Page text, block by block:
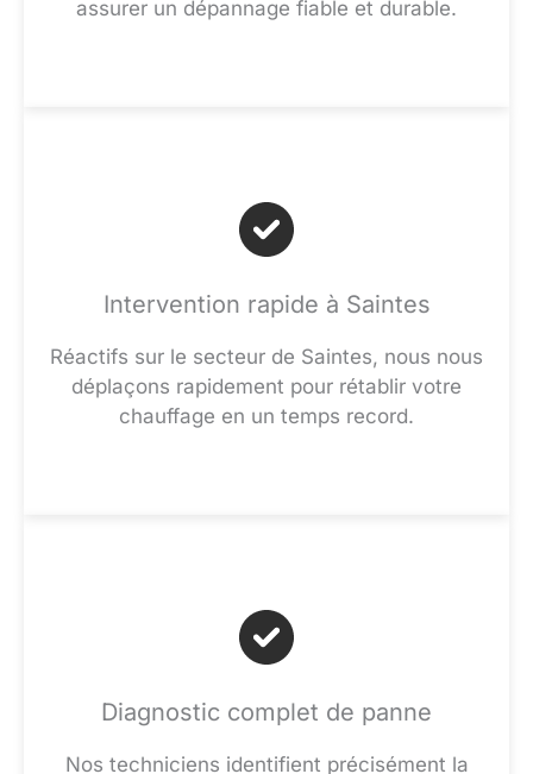
assurer un dépannage fiable et durable.
Intervention rapide à Saintes
Réactifs sur le secteur de Saintes, nous nous
déplaçons rapidement pour rétablir votre
chauffage en un temps record.
Diagnostic complet de panne
Nos techniciens identifient précisément la